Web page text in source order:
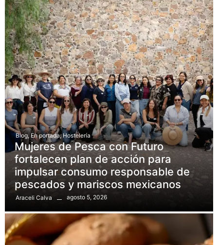
Blog, En portada, Hostelería
Mujeres de Pesca con Futuro
fortalecen plan de acción para
impulsar consumo responsable de
pescados y mariscos mexicanos
Araceli Calva agosto 5, 2026